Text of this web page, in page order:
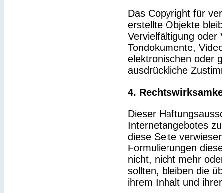
Das Copyright für
erstellte Objekte
Vervielfältigung oder
Tondokumente,
elektronischen oder
ausdrückliche
4.
Dieser
Internetangebotes
diese Seite
Formulierungen
nicht, nicht mehr
sollten, bleiben die
ihrem Inhalt und